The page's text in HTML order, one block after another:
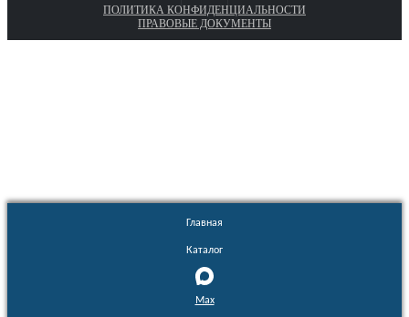
ПОЛИТИКА КОНФИДЕНЦИАЛЬНОСТИ
ПРАВОВЫЕ ДОКУМЕНТЫ
Главная
Каталог
Max